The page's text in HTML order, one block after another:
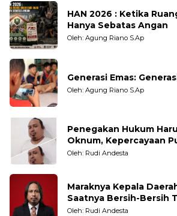
HAN 2026 : Ketika
Hanya Sebatas Angan
Oleh: Agung Riano S.Ap
Generasi Emas:
Oleh: Agung Riano S.Ap
Penegakan Hukum
Oknum, Kepercayaan
Taruhannya
Oleh: Rudi Andesta
Maraknya Kepala
Saatnya Bersih-Bersih
Pemerintahan
Oleh: Rudi Andesta